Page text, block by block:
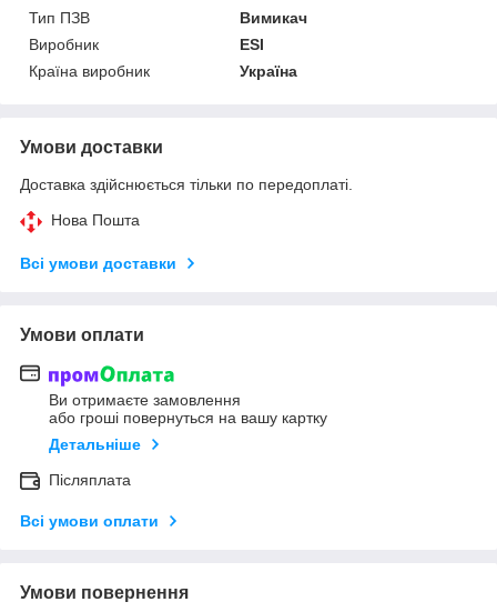
Тип ПЗВ
Вимикач
Виробник
ESI
Країна виробник
Україна
Умови доставки
Доставка здійснюється тільки по передоплаті.
Нова Пошта
Всі умови доставки
Умови оплати
Ви отримаєте замовлення
або гроші повернуться на вашу картку
Детальніше
Післяплата
Всі умови оплати
Умови повернення